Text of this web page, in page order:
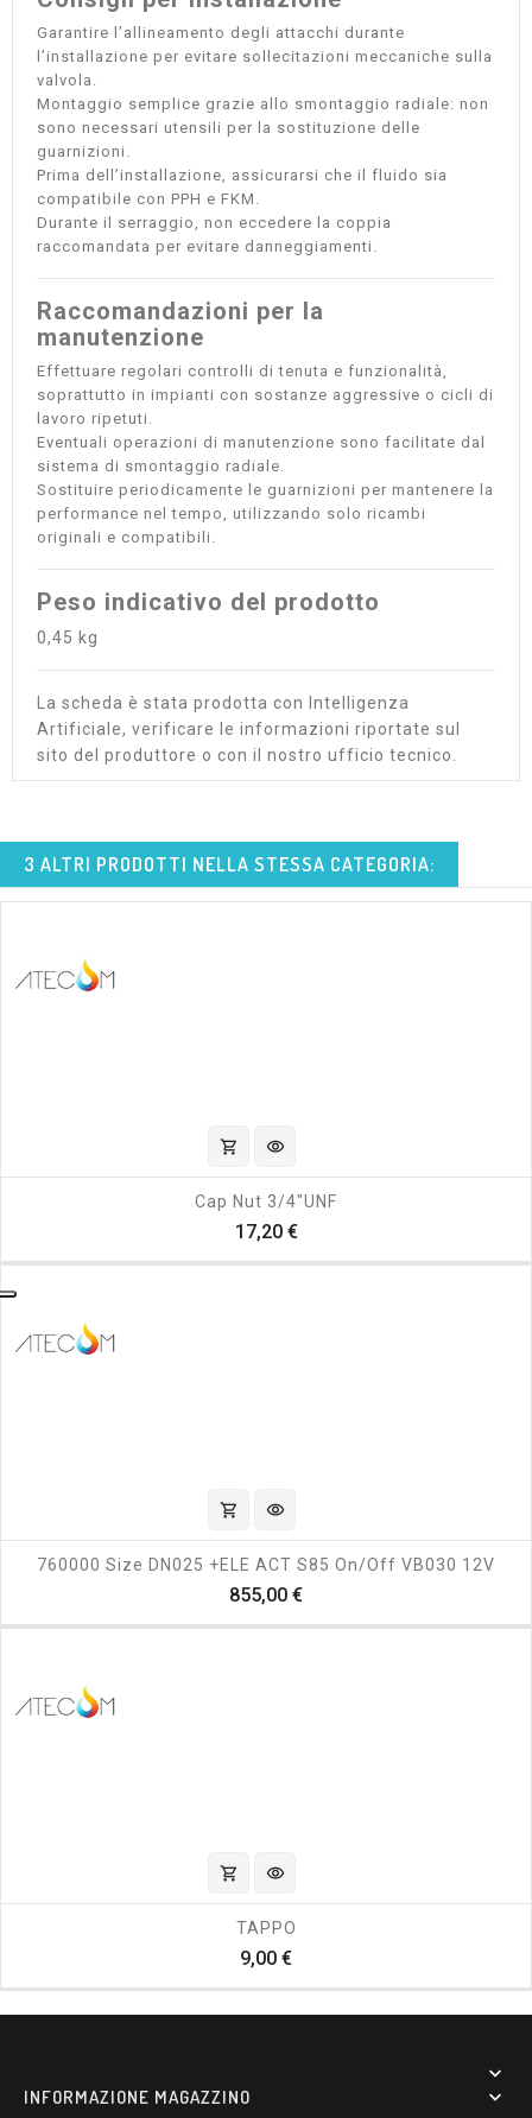
Garantire l’allineamento degli attacchi durante
l’installazione per evitare sollecitazioni meccaniche sulla
valvola.
Montaggio semplice grazie allo smontaggio radiale: non
sono necessari utensili per la sostituzione delle
guarnizioni.
Prima dell’installazione, assicurarsi che il fluido sia
compatibile con PPH e FKM.
Durante il serraggio, non eccedere la coppia
raccomandata per evitare danneggiamenti.
Raccomandazioni per la
manutenzione
Effettuare regolari controlli di tenuta e funzionalità,
soprattutto in impianti con sostanze aggressive o cicli di
lavoro ripetuti.
Eventuali operazioni di manutenzione sono facilitate dal
sistema di smontaggio radiale.
Sostituire periodicamente le guarnizioni per mantenere la
performance nel tempo, utilizzando solo ricambi
originali e compatibili.
Peso indicativo del prodotto
0,45 kg
La scheda è stata prodotta con Intelligenza
Artificiale, verificare le informazioni riportate sul
sito del produttore o con il nostro ufficio tecnico.
3 ALTRI PRODOTTI NELLA STESSA CATEGORIA:
shopping_cart visibility
Cap Nut 3/4"UNF
17,20 €Prezzo
shopping_cart visibility
760000 Size DN025 +ELE ACT S85 On/off VB030 12V
855,00 €Prezzo
shopping_cart visibility
TAPPO
9,00 €Prezzo

INFORMAZIONE MAGAZZINO 